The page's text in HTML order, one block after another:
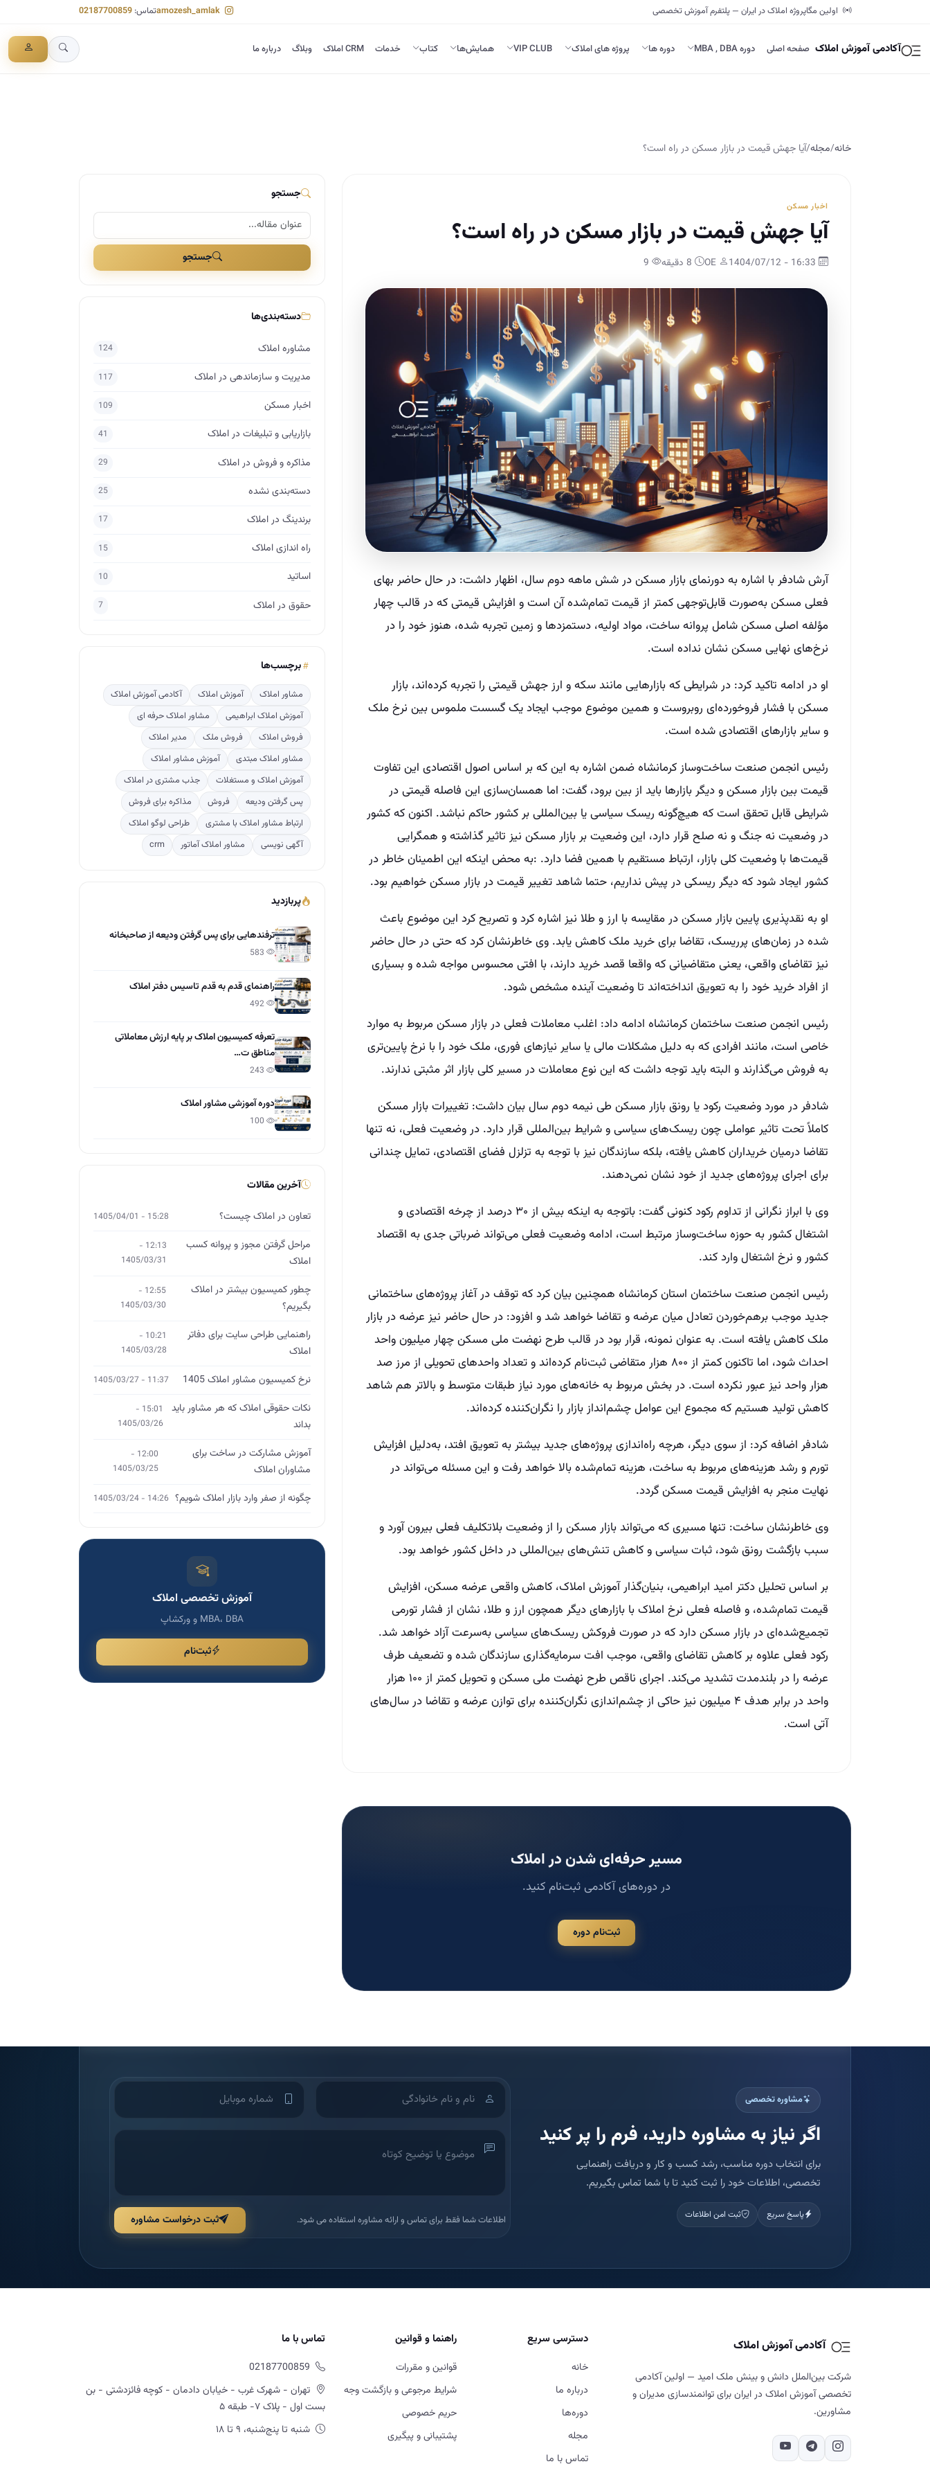
اولین مگاپروژه املاک در ایران — پلتفرم آموزش تخصصی تماس: 02187700859
آکادمی آموزش املاک صفحه اصلی دوره MBA , DBA دوره ها پروژه های املاک VIP CLUB همایش‌ها کتاب خدمات CRM املاک وبلاگ درباره ما
خانه/مجله/آیا جهش قیمت در بازار مسکن در راه است؟
اخبار مسکن
آیا جهش قیمت در بازار مسکن در راه است؟
آرش شادفر با اشاره به دورنمای بازار مسکن در شش ماهه دوم سال، اظهار داشت: در حال حاضر بهای
فعلی مسکن به‌صورت قابل‌توجهی کمتر از قیمت تمام‌شده آن است و افزایش قیمتی که در قالب چهار
مؤلفه اصلی مسکن شامل پروانه ساخت، مواد اولیه، دستمزدها و زمین تجربه شده، هنوز خود را در
نرخ‌های نهایی مسکن نشان نداده است.
او در ادامه تاکید کرد: در شرایطی که بازارهایی مانند سکه و ارز جهش قیمتی را تجربه کرده‌اند، بازار
مسکن با فشار فروخورده‌ای روبروست و همین موضوع موجب ایجاد یک گسست ملموس بین نرخ ملک
و سایر بازارهای اقتصادی شده است.
رئیس انجمن صنعت ساخت‌وساز کرمانشاه ضمن اشاره به این که بر اساس اصول اقتصادی این تفاوت
قیمت بین بازار مسکن و دیگر بازارها باید از بین برود، گفت: اما همسان‌سازی این فاصله قیمتی در
شرایطی قابل تحقق است که هیچ‌گونه ریسک سیاسی یا بین‌المللی بر کشور حاکم نباشد. اکنون که کشور
در وضعیت نه جنگ و نه صلح قرار دارد، این وضعیت بر بازار مسکن نیز تاثیر گذاشته و همگرایی
قیمت‌ها با وضعیت کلی بازار، ارتباط مستقیم با همین فضا دارد. :به محض اینکه این اطمینان خاطر در
کشور ایجاد شود که دیگر ریسکی در پیش نداریم، حتما شاهد تغییر قیمت در بازار مسکن خواهیم بود.
او به نقدپذیری پایین بازار مسکن در مقایسه با ارز و طلا نیز اشاره کرد و تصریح کرد این موضوع باعث
شده در زمان‌های پرریسک، تقاضا برای خرید ملک کاهش یابد. وی خاطرنشان کرد که حتی در حال حاضر
نیز تقاضای واقعی، یعنی متقاضیانی که واقعا قصد خرید دارند، با افتی محسوس مواجه شده و بسیاری
از افراد خرید خود را به تعویق انداخته‌اند تا وضعیت آینده مشخص شود.
رئیس انجمن صنعت ساختمان کرمانشاه ادامه داد: اغلب معاملات فعلی در بازار مسکن مربوط به موارد
خاصی است، مانند افرادی که به دلیل مشکلات مالی یا سایر نیازهای فوری، ملک خود را با نرخ پایین‌تری
به فروش می‌گذارند و البته باید توجه داشت که این نوع معاملات در مسیر کلی بازار اثر مثبتی ندارند.
شادفر در مورد وضعیت رکود یا رونق بازار مسکن طی نیمه دوم سال بیان داشت: تغییرات بازار مسکن
کاملاً تحت تاثیر عواملی چون ریسک‌های سیاسی و شرایط بین‌المللی قرار دارد. در وضعیت فعلی، نه تنها
تقاضا درمیان خریداران کاهش یافته، بلکه سازندگان نیز با توجه به تزلزل فضای اقتصادی، تمایل چندانی
برای اجرای پروژه‌های جدید از خود نشان نمی‌دهند.
وی با ابراز نگرانی از تداوم رکود کنونی گفت: باتوجه به اینکه بیش از ۳۰ درصد از چرخه اقتصادی و
اشتغال کشور به حوزه ساخت‌وساز مرتبط است، ادامه وضعیت فعلی می‌تواند ضرباتی جدی به اقتصاد
کشور و نرخ اشتغال وارد کند.
رئیس انجمن صنعت ساختمان استان کرمانشاه همچنین بیان کرد که توقف در آغاز پروژه‌های ساختمانی
جدید موجب برهم‌خوردن تعادل میان عرضه و تقاضا خواهد شد و افزود: در حال حاضر نیز عرضه در بازار
ملک کاهش یافته است. به عنوان نمونه، قرار بود در قالب طرح نهضت ملی مسکن چهار میلیون واحد
احداث شود، اما تاکنون کمتر از ۸۰۰ هزار متقاضی ثبت‌نام کرده‌اند و تعداد واحدهای تحویلی از مرز صد
هزار واحد نیز عبور نکرده است. در بخش مربوط به خانه‌های مورد نیاز طبقات متوسط و بالاتر هم شاهد
کاهش تولید هستیم که مجموع این عوامل چشم‌انداز بازار را نگران‌کننده کرده‌اند.
شادفر اضافه کرد: از سوی دیگر، هرچه راه‌اندازی پروژه‌های جدید بیشتر به تعویق افتد، به‌دلیل افزایش
تورم و رشد هزینه‌های مربوط به ساخت، هزینه تمام‌شده بالا خواهد رفت و این مسئله می‌تواند در
نهایت منجر به افزایش قیمت مسکن گردد.
وی خاطرنشان ساخت: تنها مسیری که می‌تواند بازار مسکن را از وضعیت بلاتکلیف فعلی بیرون آورد و
سبب بازگشت رونق شود، ثبات سیاسی و کاهش تنش‌های بین‌المللی در داخل کشور خواهد بود.
بر اساس تحلیل دکتر امید ابراهیمی، بنیان‌گذار آموزش املاک، کاهش واقعی عرضه مسکن، افزایش
قیمت تمام‌شده، و فاصله فعلی نرخ املاک با بازارهای دیگر همچون ارز و طلا، نشان از فشار تورمی
تجمیع‌شده‌ای در بازار مسکن دارد که در صورت فروکش ریسک‌های سیاسی به‌سرعت آزاد خواهد شد.
رکود فعلی علاوه بر کاهش تقاضای واقعی، موجب افت سرمایه‌گذاری سازندگان شده و تضعیف طرف
عرضه را در بلندمدت تشدید می‌کند. اجرای ناقص طرح نهضت ملی مسکن و تحویل کمتر از ۱۰۰ هزار
واحد در برابر هدف ۴ میلیون نیز حاکی از چشم‌اندازی نگران‌کننده برای توازن عرضه و تقاضا در سال‌های
آتی است.
مسیر حرفه‌ای شدن در املاک
در دوره‌های آکادمی ثبت‌نام کنید.
ثبت‌نام دوره
جستجو
جستجو
دسته‌بندی‌ها
مشاوره املاک 124
مدیریت و سازماندهی در املاک 117
اخبار مسکن 109
بازاریابی و تبلیغات در املاک 41
مذاکره و فروش در املاک 29
دسته‌بندی نشده 25
برندینگ در املاک 17
راه اندازی املاک 15
اساتید 10
حقوق در املاک 7
برچسب‌ها
مشاور املاک آموزش املاک
آکادمی آموزش املاک
آموزش املاک ابراهیمی
مشاور املاک حرفه ای
فروش املاک
فروش ملک
مدیر املاک
مشاور املاک مبتدی
آموزش مشاور املاک
آموزش املاک و مستغلات
جذب مشتری در املاک
پس گرفتن ودیعه
فروش
مذاکره برای فروش
ارتباط مشاور املاک با مشتری
طراحی لوگو املاک
آگهی نویسی
مشاور املاک آماتور crm
پربازدید
ترفندهایی برای پس گرفتن ودیعه از صاحبخانه
راهنمای قدم به قدم تاسیس دفتر املاک
تعرفه کمیسیون املاک بر پایه ارزش معاملاتی
مناطق ت…
دوره آموزشی مشاور املاک
آخرین مقالات
تعاون در املاک چیست؟ 15:28 - 1405/04/01
مراحل گرفتن مجوز و پروانه کسب
املاک
12:13 -
1405/03/31
چطور کمیسیون بیشتر در املاک
بگیریم؟
12:55 -
1405/03/30
راهنمایی طراحی سایت برای دفاتر
املاک
10:21 -
1405/03/28
نرخ کمیسیون مشاور املاک 1405 11:37 - 1405/03/27
نکات حقوقی املاک که هر مشاور باید
بداند
15:01 -
1405/03/26
آموزش مشارکت در ساخت برای
مشاوران املاک
12:00 -
1405/03/25
چگونه از صفر وارد بازار املاک شویم؟ 14:26 - 1405/03/24
آموزش تخصصی املاک
MBA، DBA و ورکشاپ
ثبت‌نام
مشاوره تخصصی
اگر نیاز به مشاوره دارید، فرم را پر کنید
برای انتخاب دوره مناسب، رشد کسب و کار و دریافت راهنمایی
تخصصی، اطلاعات خود را ثبت کنید تا با شما تماس بگیریم.
پاسخ سریع ثبت امن اطلاعات اطلاعات شما فقط برای تماس و ارائه مشاوره استفاده می شود. ثبت درخواست مشاوره
آکادمی آموزش املاک
شرکت بین‌الملل دانش و بینش ملک امید — اولین آکادمی
تخصصی آموزش املاک در ایران برای توانمندسازی مدیران و
مشاورین.
دسترسی سریع
خانه
درباره ما
دوره‌ها
مجله
تماس با ما
راهنما و قوانین
قوانین و مقررات
شرایط مرجوعی و بازگشت وجه
حریم خصوصی
پشتیبانی و پیگیری
تماس با ما
02187700859
تهران - شهرک غرب - خیابان دادمان - کوچه فائزدشتی - بن
بست اول - پلاک ۷- طبقه ۵
شنبه تا پنج‌شنبه، ۹ تا ۱۸